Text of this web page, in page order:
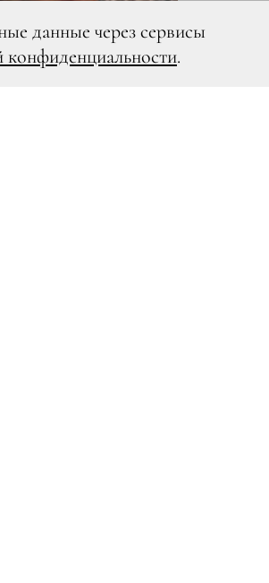
данные через сервисы
.